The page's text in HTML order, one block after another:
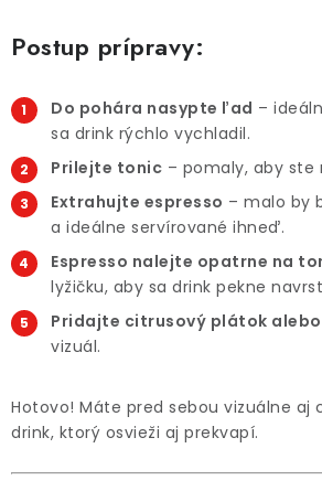
Postup prípravy:
Do pohára nasypte ľad –
sa drink rýchlo vychladil.
Prilejte tonic – pomaly, aby ste
Extrahujte espresso – malo by
a ideálne servírované ihneď.
Espresso nalejte opatrne na
lyžičku, aby sa drink pekne
Pridajte citrusový plátok
vizuál.
Hotovo! Máte pred sebou vizuálne
drink, ktorý osvieži aj prekvapí.